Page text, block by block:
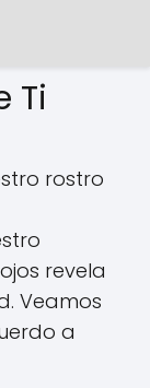
Ti
rostro
revela
Veamos
a